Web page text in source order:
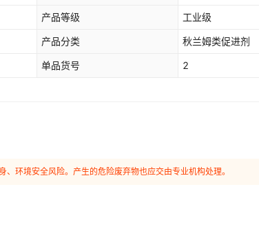
产品等级 工业级
产品分类 秋兰姆类促进剂
单品货号 2
环境安全风险。产生的危险废弃物也应交由专业机构处理。